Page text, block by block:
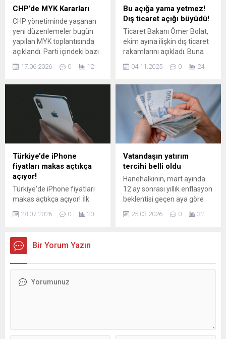
ağaçlandırdı. Orman Haftası
etkinliğe Nilüfer Belediye
Başkanı Şadi Özdemir,
Nilüfer Belediye...
konusundaki hassas
çalışmalarını aralıksız
sürdürüyor. Yaklaşan
Ramazan Bayramı ile
birlikte talebi artan tatlı
üretimine odaklanan Nilüfer
Belediyesi denetim...
CHP’de MYK Kararları
CHP yönetiminde yaşanan
yeni düzenlemeler bugün
yapılan MYK toplantısında
açıklandı. Parti içindeki bazı
gündemdeki iddianamelere
bildirildi. MYK kararlarına
göre, partinin kurumsal
bütünlüğünü zedeleyen
davranışlar ve ‘mutlak
butlan’ iddialarına adı geçen
kişilere yönelik tedbirler
alındı; bazı il başkanlarının
görevlerine son verildi...
17.06.2026 0 12
Bu açığa yama yetmez!
Dış ticaret açığı büyüdü!
Ticaret Bakanı Ömer Bolat,
ekim ayına ilişkin dış ticaret
rakamlarını açıkladı. Buna
yılın aynı dönemine göre
dolara yükseldi. Yılın ilk 10
ayında ise açık 74,4 milyar
dolar olarak kaydedildi ...
04.11.2025 0 24
Türkiye’de iPhone
fiyatları makas açtıkça
açıyor!
Türkiye'de iPhone fiyatları
makas açtıkça açıyor! İlk
sıraya yerleşti Apple'ın yeni
modeli iPhone 17 Pro'nun
satıldığı ülke açık ara Türkiye
oldu. ABD'de 1.012 euro
28.07.2026 0 20
Vatandaşın yatırım
tercihi belli oldu
Hanehalkının, mart ayında
12 ay sonrası yıllık enflasyon
beklentisi geçen aya göre
1,08 puan artarak yüzde
49,89 seviyesinde
25.03.2026 0 32
Bir Yorum Yazın